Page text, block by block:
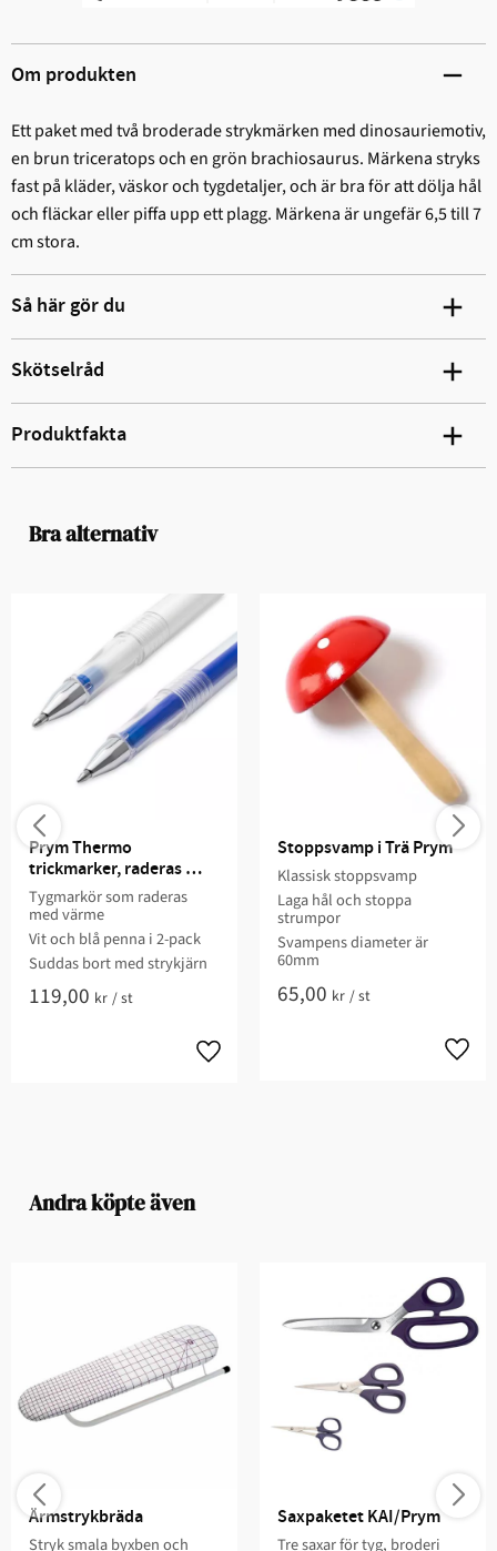
Om produkten
Ett paket med två broderade strykmärken med dinosauriemotiv,
en brun triceratops och en grön brachiosaurus. Märkena stryks
fast på kläder, väskor och tygdetaljer, och är bra för att dölja hål
och fläckar eller piffa upp ett plagg. Märkena är ungefär 6,5 till 7
cm stora.
Så här gör du
Skötselråd
Produktfakta
Bra alternativ
Prym Thermo
trickmarker, raderas
med värme – 2-pack vit
och blå
Tygmarkör som raderas
med värme
Vit och blå penna i 2-pack
Suddas bort med strykjärn
119,00 kr /st
Stoppsvamp i Trä Prym
Klassisk stoppsvamp
Laga hål och stoppa
strumpor
Svampens diameter är
60mm
65,00 kr /st
Andra köpte även
Ärmstrykbräda
Stryk smala byxben och
Saxpaketet KAI/Prym
Tre saxar för tyg, broderi